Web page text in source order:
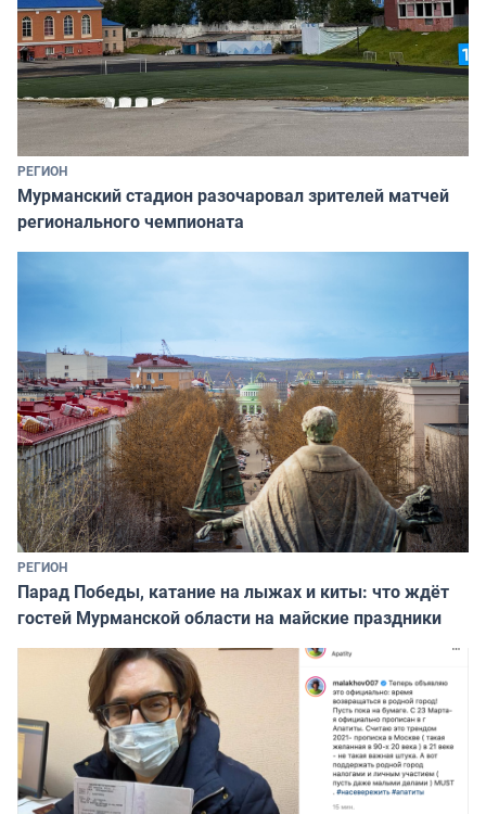
РЕГИОН
Мурманский стадион разочаровал зрителей матчей
регионального чемпионата
РЕГИОН
Парад Победы, катание на лыжах и киты: что ждёт
гостей Мурманской области на майские праздники